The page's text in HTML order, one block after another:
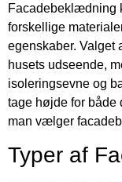
Facadebeklædning
forskellige
egenskaber. Valget
husets udseende,
isoleringsevne og
tage højde for både
man vælger
Typer af